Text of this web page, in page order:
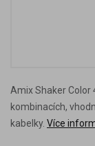
Amix Shaker Color
kombinacích,
kabelky. Více